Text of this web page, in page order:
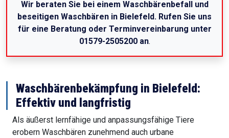
Wir beraten Sie bei einem Waschbärenbefall und
beseitigen Waschbären in Bielefeld. Rufen Sie uns
für eine Beratung oder Terminvereinbarung unter
01579-2505200 an.
Waschbärenbekämpfung in Bielefeld:
Effektiv und langfristig
Als äußerst lernfähige und anpassungsfähige Tiere
erobern Waschbären zunehmend auch urbane